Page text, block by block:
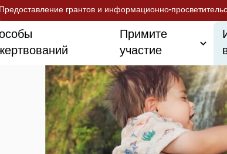
Предоставление грантов и информационно-
Примите
участие